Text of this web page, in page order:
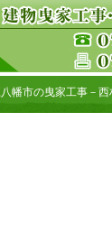
幡市の曳家工事－西